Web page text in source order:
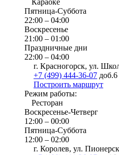
Караоке
Пятница-Суббота
22:00 – 04:00
Воскресенье
21:00 – 01:00
Праздничные дни
22:00 – 04:00
г. Красногорск, ул.
+7 (499) 444-36-07 доб.6
Построить маршрут
Режим работы:
Ресторан
Воскресенье-Четверг
12:00 – 00:00
Пятница-Суббота
12:00 – 02:00
г. Королев, ул.